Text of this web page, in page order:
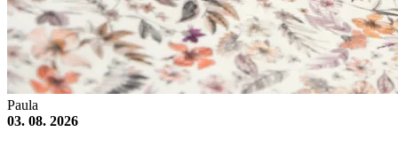
Paula
03. 08. 2026